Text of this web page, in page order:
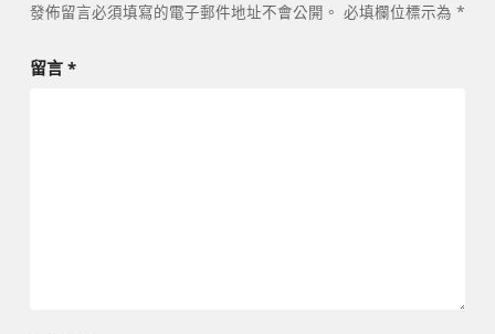
發佈留言必須填寫的電子郵件地址不會公開。 必填欄位標示為 *
留言 *